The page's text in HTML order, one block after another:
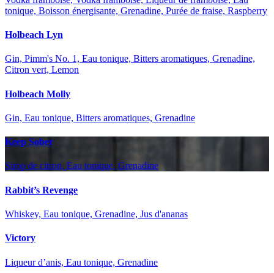
tonique, Boisson énergisante, Grenadine, Purée de fraise, Raspberry
Holbeach Lyn
Gin, Pimm's No. 1, Eau tonique, Bitters aromatiques, Grenadine,
Citron vert, Lemon
Holbeach Molly
Gin, Eau tonique, Bitters aromatiques, Grenadine
Keep Sober
Sirop de citron, Eau tonique, Grenadine
Rabbit’s Revenge
Whiskey, Eau tonique, Grenadine, Jus d'ananas
Victory
Liqueur d’anis, Eau tonique, Grenadine